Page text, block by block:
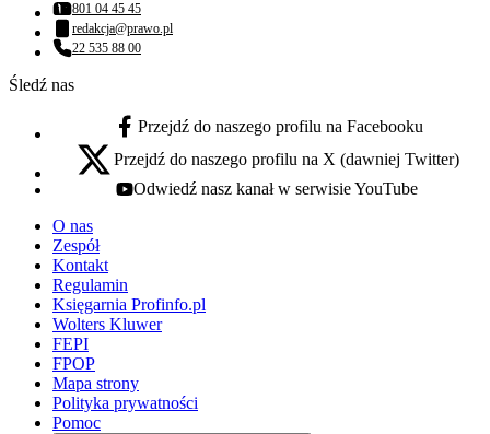
Numer telefonu:
801 04 45 45
Adres email:
redakcja@prawo.pl
Numer telefonu:
22 535 88 00
Śledź nas
facebook - otwiera się w nowej karcie
Przejdź do naszego profilu na Facebooku
x - otwiera się w nowej karcie
Przejdź do naszego profilu na X (dawniej Twitter)
youtube - otwiera się w nowej karcie
Odwiedź nasz kanał w serwisie YouTube
O nas
Zespół
Kontakt
Regulamin
Księgarnia Profinfo.pl
Wolters Kluwer
FEPI
FPOP
Mapa strony
Polityka prywatności
Pomoc